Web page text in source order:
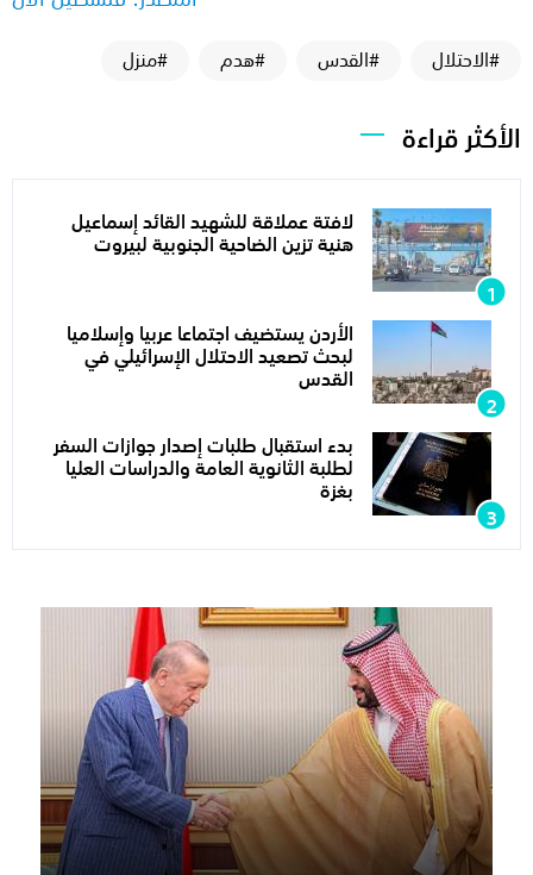
#الاحتلال #القدس #هدم #منزل
الأكثر قراءة
لافتة عملاقة للشهيد القائد إسماعيل
هنية تزين الضاحية الجنوبية لبيروت
الأردن يستضيف اجتماعا عربيا وإسلاميا
لبحث تصعيد الاحتلال الإسرائيلي في
القدس
بدء استقبال طلبات إصدار جوازات السفر
لطلبة الثانوية العامة والدراسات العليا
بغزة